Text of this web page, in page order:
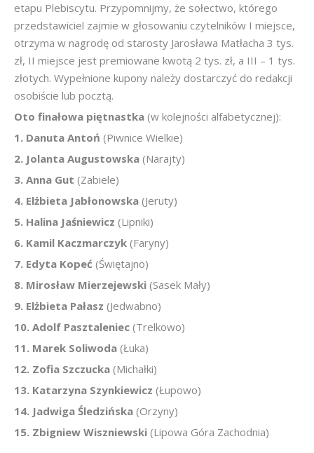
etapu Plebiscytu. Przypomnijmy, że sołectwo, którego
przedstawiciel zajmie w głosowaniu czytelników I miejsce,
otrzyma w nagrodę od starosty Jarosława Matłacha 3 tys.
zł, II miejsce jest premiowane kwotą 2 tys. zł, a III – 1 tys.
złotych. Wypełnione kupony należy dostarczyć do redakcji
osobiście lub pocztą.
Oto finałowa piętnastka (w kolejności alfabetycznej):
1. Danuta Antoń (Piwnice Wielkie)
2. Jolanta Augustowska (Narajty)
3. Anna Gut (Zabiele)
4. Elżbieta Jabłonowska (Jeruty)
5. Halina Jaśniewicz (Lipniki)
6. Kamil Kaczmarczyk (Faryny)
7. Edyta Kopeć (Świętajno)
8. Mirosław Mierzejewski (Sasek Mały)
9. Elżbieta Pałasz (Jedwabno)
10. Adolf Pasztaleniec (Trelkowo)
11. Marek Soliwoda (Łuka)
12. Zofia Szczucka (Michałki)
13. Katarzyna Szynkiewicz (Łupowo)
14. Jadwiga Śledzińska (Orzyny)
15. Zbigniew Wiszniewski (Lipowa Góra Zachodnia)